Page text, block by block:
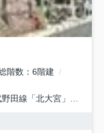
階数
6階建
田線 「北大宮 」駅 徒歩8分